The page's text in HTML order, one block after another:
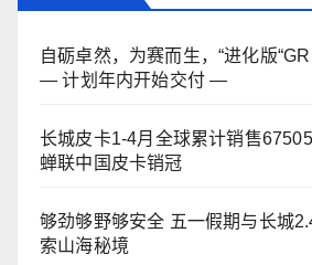
自砺卓然，为赛而生，“进化版
— 计划年内开始交付 —
长城皮卡1-4月全球累计销售
蝉联中国皮卡销冠
够劲够野够安全 五一假期与长城
索山海秘境